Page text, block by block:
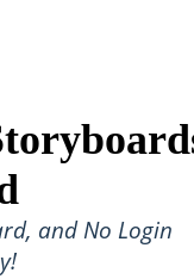
and No Login